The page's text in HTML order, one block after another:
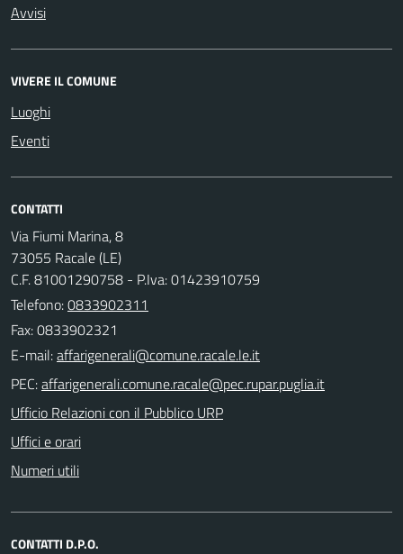
Avvisi
VIVERE IL COMUNE
Luoghi
Eventi
CONTATTI
Via Fiumi Marina, 8
73055 Racale (LE)
C.F. 81001290758 - P.Iva: 01423910759
Telefono:0833902311
Fax: 0833902321
E-mail:
PEC:
Ufficio Relazioni con il Pubblico URP
Uffici e orari
Numeri utili
CONTATTI D.P.O.